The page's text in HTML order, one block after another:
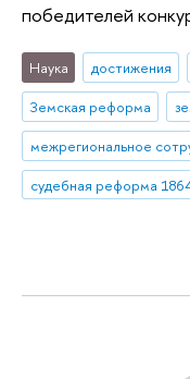
победителей
Наука достижения
Земская реформа
межрегиональное
судебная реформа